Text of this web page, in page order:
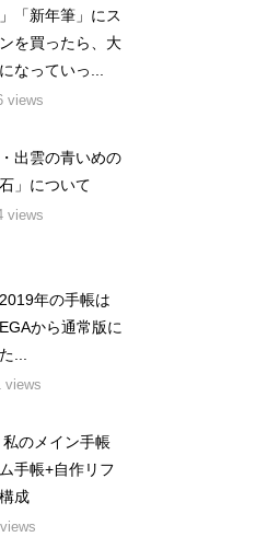
」「新年筆」にス
を買ったら、大
なっていっ...
views
出雲の青いめの
」について
views
年の手帳は
から通常版に
...
views
私のメイン手帳
ム手帳+自作リフ
成